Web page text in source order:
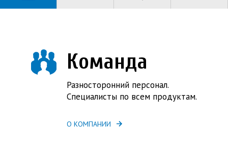
Команда
Разносторонний персонал.
Специалисты по всем продуктам.
О КОМПАНИИ